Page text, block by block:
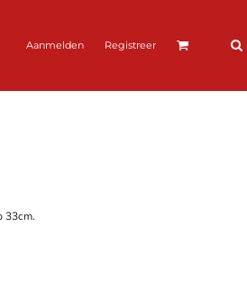
Aanmelden Registreer
33cm.